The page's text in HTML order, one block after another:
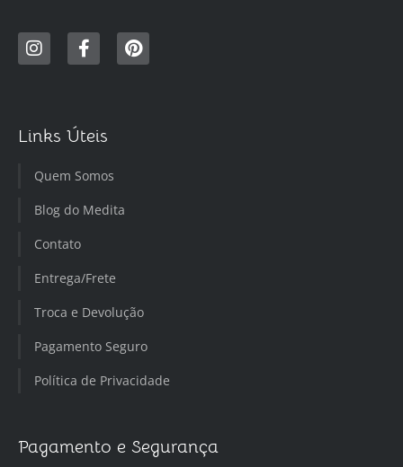
Links Úteis
Quem Somos
Blog do Medita
Contato
Entrega/Frete
Troca e Devolução
Pagamento Seguro
Política de Privacidade
Pagamento e Segurança